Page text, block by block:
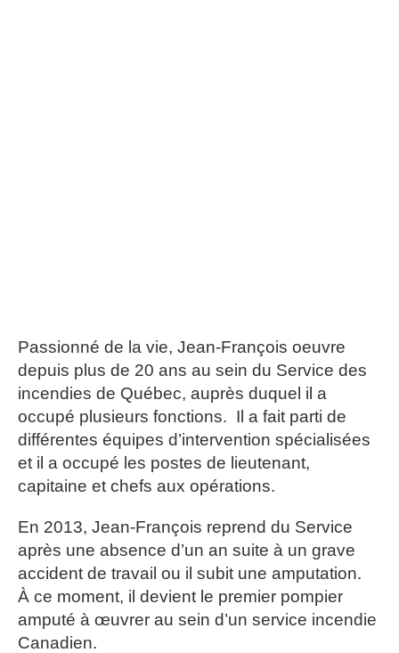
Passionné de la vie, Jean-François oeuvre
depuis plus de 20 ans au sein du Service des
incendies de Québec, auprès duquel il a
occupé plusieurs fonctions. Il a fait parti de
différentes équipes d’intervention spécialisées
et il a occupé les postes de lieutenant,
capitaine et chefs aux opérations.
En 2013, Jean-François reprend du Service
après une absence d’un an suite à un grave
accident de travail ou il subit une amputation.
À ce moment, il devient le premier pompier
amputé à œuvrer au sein d’un service incendie
Canadien.